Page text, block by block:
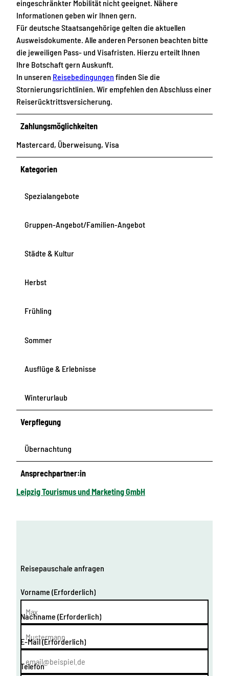
eingeschränkter Mobilität nicht geeignet. Nähere
Informationen geben wir Ihnen gern.
Für deutsche Staatsangehörige gelten die aktuellen
Ausweisdokumente. Alle anderen Personen beachten bitte
die jeweiligen Pass- und Visafristen. Hierzu erteilt Ihnen
Ihre Botschaft gern Auskunft.
In unseren Reisebedingungen finden Sie die
Stornierungsrichtlinien. Wir empfehlen den Abschluss einer
Reiserücktrittsversicherung.
Zahlungsmöglichkeiten
Mastercard, Überweisung, Visa
Kategorien
Spezialangebote
Gruppen-Angebot/Familien-Angebot
Städte & Kultur
Herbst
Frühling
Sommer
Ausflüge & Erlebnisse
Winterurlaub
Verpflegung
Übernachtung
Ansprechpartner:in
Leipzig Tourismus und Marketing GmbH
Reisepauschale anfragen
Vorname (Erforderlich)
Nachname (Erforderlich)
E-Mail(Erforderlich)
Telefon